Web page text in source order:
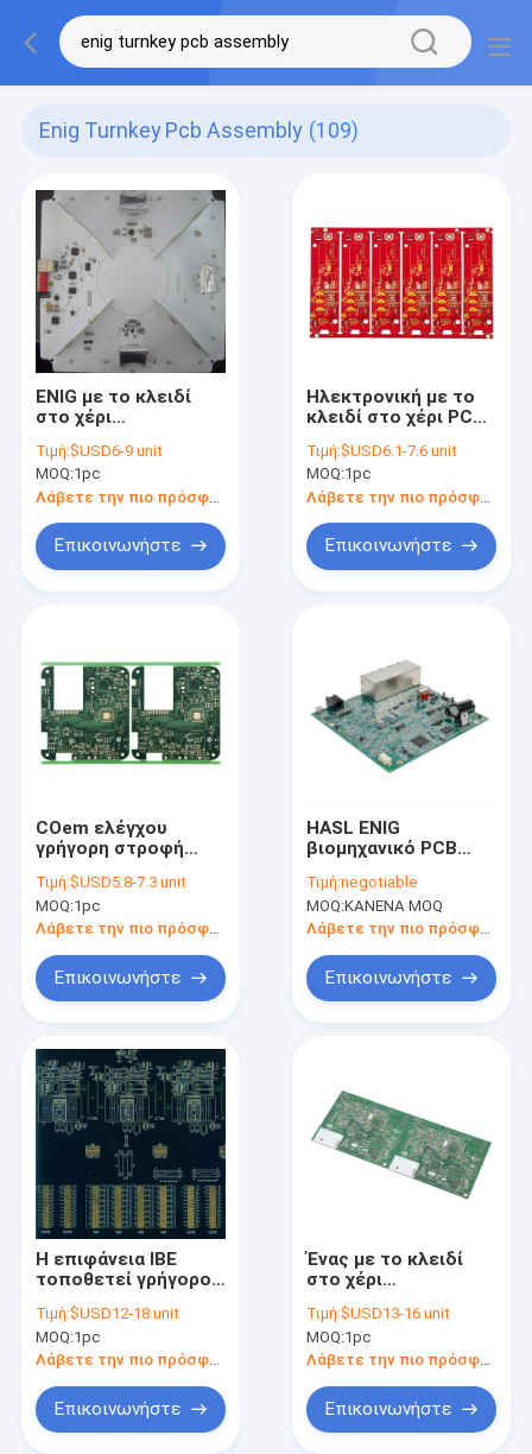
Enig Turnkey Pcb Assembly (109)
ENIG με το κλειδί
στο χέρι
πολυστρωματικό
Pcba συνελεύσεων
FR4 Tg135 PCB
Τιμή:$USD6-9 unit
MOQ:1pc
Λάβετε την πιο πρόσφατη τιμή
Επικοινωνήστε
Ηλεκτρονική με το
κλειδί στο χέρι PCB
RoHs υπηρεσιών
συνελεύσεων
συμβάσεων
Τιμή:$USD6.1-7.6 unit
MOQ:1pc
Επικοινωνήστε
COem ελέγχου
γρήγορη στροφή
QFN PCB πινάκων με
το κλειδί στο χέρι
Τιμή:$USD5.8-7.3 unit
MOQ:1pc
Λάβετε την πιο πρόσφατη τιμή
Επικοινωνήστε
HASL ENIG
βιομηχανικό PCB
σχέδιο PCB
στρωμάτων άκαμπτο
ευκίνητο
Τιμή:negotiable
MOQ:ΚΑΝΕΝΑ MOQ
Επικοινωνήστε
Η επιφάνεια IBE
τοποθετεί γρήγορο
στο χέρι δοκιμής
συνελεύσεων AOI
FCT PCB στροφής
Τιμή:$USD12-18 unit
MOQ:1pc
Λάβετε την πιο πρόσφατη τιμή
Επικοινωνήστε
Ένας με το κλειδί
στο χέρι
συνελεύσεων PCB
στάσεων FR4 Tg135
με το αρχείο Gerber
Τιμή:$USD13-16 unit
MOQ:1pc
Λάβετε την πιο πρόσφατη τιμή
Επικοινωνήστε